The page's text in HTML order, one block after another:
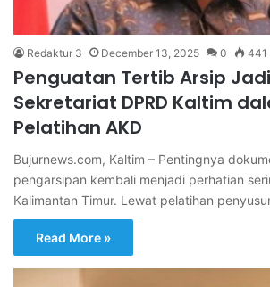
Redaktur 3 December 13, 2025 0 441
Penguatan Tertib Arsip
Sekretariat DPRD Kaltim
Pelatihan AKD
Bujurnews.com, Kaltim – Pentingnya
pengarsipan kembali menjadi perhatian
Kalimantan Timur. Lewat pelatihan
Read More »